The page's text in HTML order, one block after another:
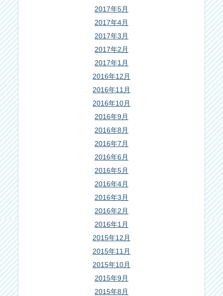
2017年5月
2017年4月
2017年3月
2017年2月
2017年1月
2016年12月
2016年11月
2016年10月
2016年9月
2016年8月
2016年7月
2016年6月
2016年5月
2016年4月
2016年3月
2016年2月
2016年1月
2015年12月
2015年11月
2015年10月
2015年9月
2015年8月